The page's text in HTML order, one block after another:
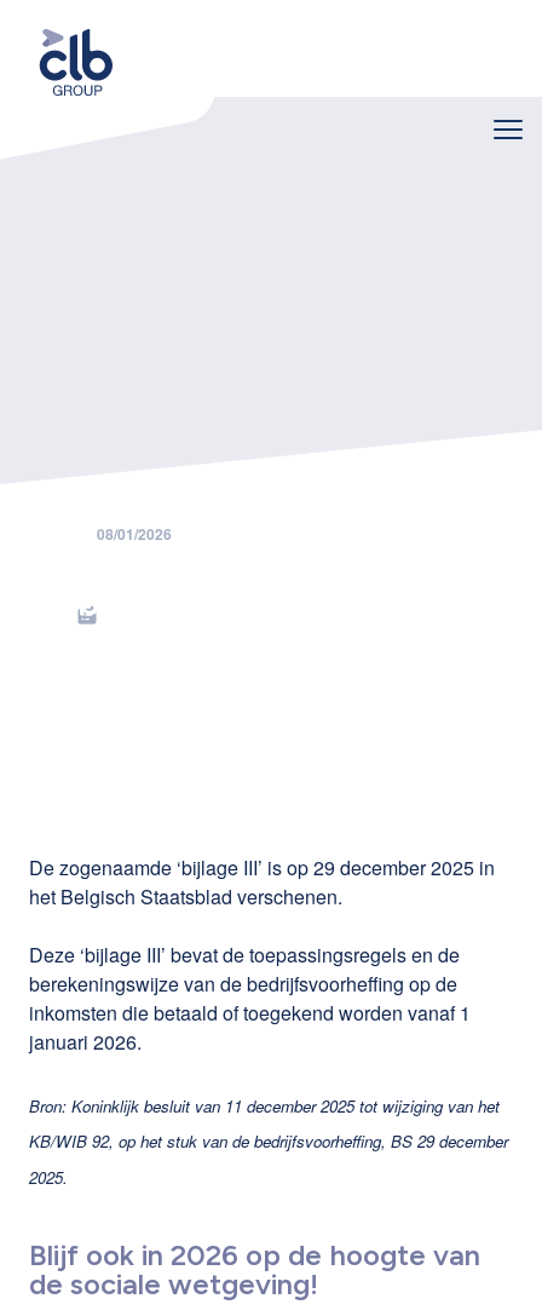
08/01/2026
bedrijfsvoorheffing
vanaf 2026 bekend
De zogenaamde ‘bijlage III’ is op 29 december 2025 in
het Belgisch Staatsblad verschenen.
Deze ‘bijlage III’ bevat de toepassingsregels en de
berekeningswijze van de bedrijfsvoorheffing op de
inkomsten die betaald of toegekend worden vanaf 1
januari 2026.
Bron: Koninklijk besluit van 11 december 2025 tot wijziging van het
KB/WIB 92, op het stuk van de bedrijfsvoorheffing, BS 29 december
2025.
Blijf ook in 2026 op de hoogte van
de sociale wetgeving!